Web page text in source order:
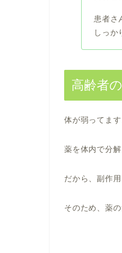
患者さ
しっか
高齢者
体が弱ってます
薬を体内で分
だから、副作
そのため、薬